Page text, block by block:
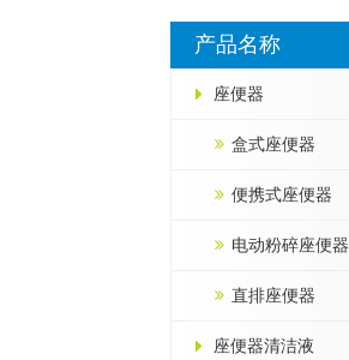
产品名称
座便器
盒式座便器
便携式座便器
电动粉碎座便器
直排座便器
座便器清洁液